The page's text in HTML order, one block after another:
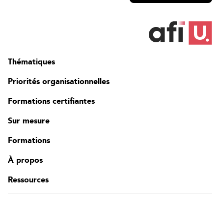
Thématiques
Priorités organisationnelles
Formations certifiantes
Sur mesure
Formations
À propos
Ressources